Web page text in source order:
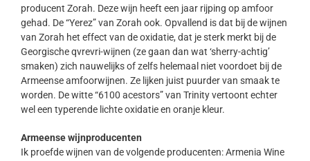
producent Zorah. Deze wijn heeft een jaar rijping op amfoor
gehad. De “Yerez” van Zorah ook. Opvallend is dat bij de wijnen
van Zorah het effect van de oxidatie, dat je sterk merkt bij de
Georgische qvrevri-wijnen (ze gaan dan wat ‘sherry-achtig’
smaken) zich nauwelijks of zelfs helemaal niet voordoet bij de
Armeense amfoorwijnen. Ze lijken juist puurder van smaak te
worden. De witte “6100 acestors” van Trinity vertoont echter
wel een typerende lichte oxidatie en oranje kleur.
Armeense wijnproducenten
Ik proefde wijnen van de volgende producenten: Armenia Wine